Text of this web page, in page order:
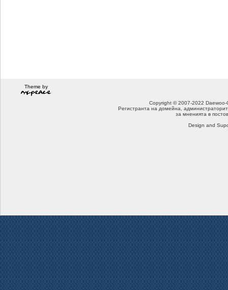
Theme by
Copyright © 2007-2022
Регистранта на домейна,
за мненията в
Design and